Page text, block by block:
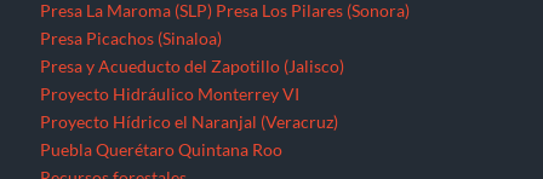
Sinaloa SonoraTabasco Tamaulipas TlaxcalaTren Maya
VeracruzViolencia contra periodistas
Zonas de Desarrollo Económico y Social (ZODES) Ciudad de
México
Zonas Económicas Especiales
¿Qué es un megaproyecto?
Corredor transístimico